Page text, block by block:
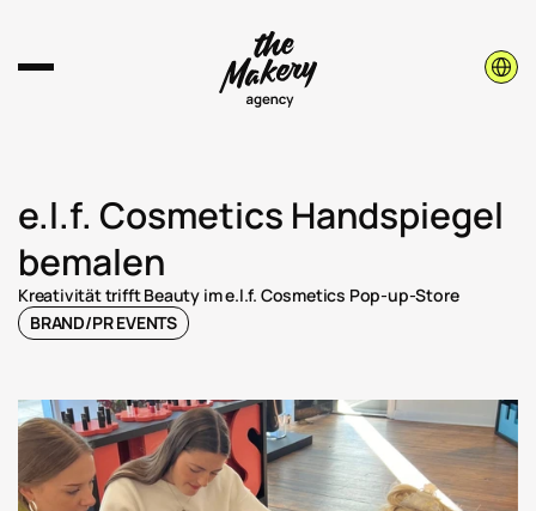
Select
e.l.f. Cosmetics Handspiegel
bemalen
Kreativität trifft Beauty im e.l.f. Cosmetics Pop-up-Store
BRAND/PR EVENTS